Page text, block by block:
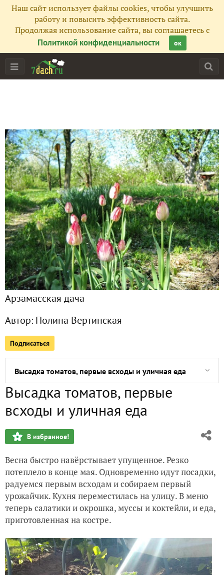
Наш сайт использует файлы cookies, чтобы улучшить
работу и повысить эффективность сайта.
Продолжая использование сайта, вы соглашаетесь с
Политикой конфиденциальности
ок
Арзамасская дача
Автор: Полина Вертинская
Подписаться
Все публикации 26
Фото 60
Сейчас обсуждают
Июнь в саду. Готовим на костре
Июнь в саду. Первые ягоды и зелень
Этнофестиваль «Зелёные святки»
Декоративный водоём в саду. Часть 2
Декоративный водоём в саду. Часть 1
Высадка томатов, первые всходы и уличная еда
Две недели после заморозка
Фестиваль «Арзамасский трактирщик»
Майские заморозки-2024
Усадьба Пушкиных в Болдино
Усадьба графов Пашковых в Ветошкино
Высадка томатов, первые
всходы и уличная еда
В избранное!
Весна быстро навёрстывает упущенное. Резко
потеплело в конце мая. Одновременно идут посадки,
радуемся первым всходам и собираем первый
урожайчик. Кухня переместилась на улицу. В меню
теперь салатики и окрошка, муссы и коктейли, и еда,
приготовленная на костре.